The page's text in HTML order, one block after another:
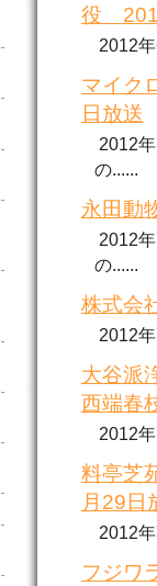
役
2012
マイク
日放送
2012
の......
永田動
2012
の......
株式会
2012
大谷派
西端春
2012
料亭
月29日
2012
フジワ